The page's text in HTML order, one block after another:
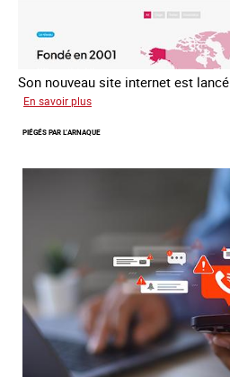
Son nouveau site internet est lancé
En savoir plus
réseau
contre
PIÉGÉS PAR L’ARNAQUE